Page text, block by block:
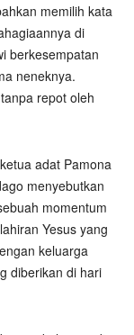
memilih kata
di
berkesempatan
neneknya.
repot oleh
ketua adat Pamona
menyebutkan
momentum
Yesus yang
keluarga
diberikan di hari